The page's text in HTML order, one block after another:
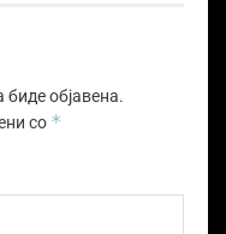
објавена.
со *